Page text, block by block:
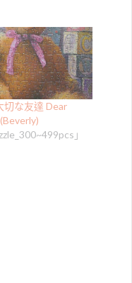
切な友達 Dear
」